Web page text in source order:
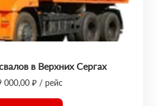
в Верхних Сергах
000,00 ₽ / рейс